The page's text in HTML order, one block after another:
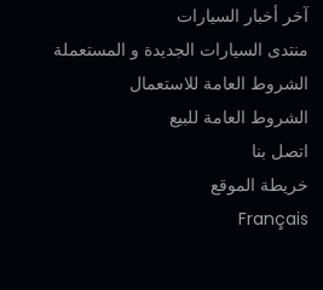
آخر أخبار السيارات
منتدى السيارات الجديدة و المستعملة
الشروط العامة للاستعمال
الشروط العامة للبيع
اتصل بنا
خريطة الموقع
Français